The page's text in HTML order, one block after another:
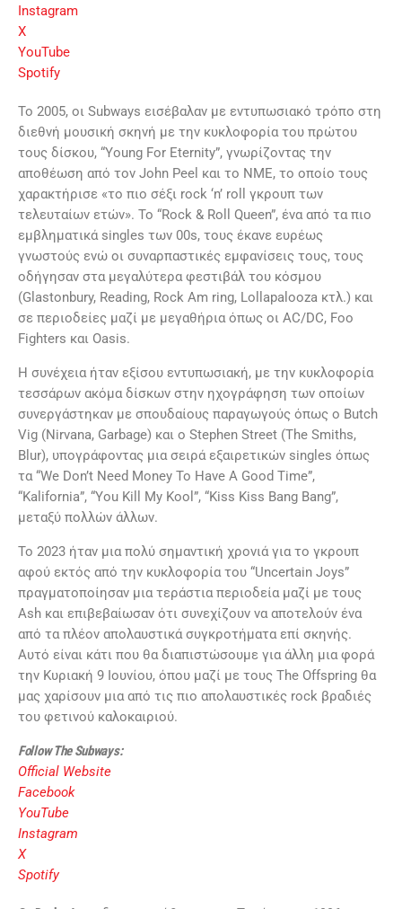
Instagram
X
YouTube
Spotify
Το 2005, οι Subways εισέβαλαν με εντυπωσιακό τρόπο στη
διεθνή μουσική σκηνή με την κυκλοφορία του πρώτου
τους δίσκου, “Young For Eternity”, γνωρίζοντας την
αποθέωση από τον John Peel και το ΝΜΕ, το οποίο τους
χαρακτήρισε «το πιο σέξι rock ‘n’ roll γκρουπ των
τελευταίων ετών». Το “Rock & Roll Queen”, ένα από τα πιο
εμβληματικά singles των 00s, τους έκανε ευρέως
γνωστούς ενώ οι συναρπαστικές εμφανίσεις τους, τους
οδήγησαν στα μεγαλύτερα φεστιβάλ του κόσμου
(Glastonbury, Reading, Rock Am ring, Lollapalooza κτλ.) και
σε περιοδείες μαζί με μεγαθήρια όπως οι AC/DC, Foo
Fighters και Oasis.
Η συνέχεια ήταν εξίσου εντυπωσιακή, με την κυκλοφορία
τεσσάρων ακόμα δίσκων στην ηχογράφηση των οποίων
συνεργάστηκαν με σπουδαίους παραγωγούς όπως ο Butch
Vig (Nirvana, Garbage) και ο Stephen Street (The Smiths,
Blur), υπογράφοντας μια σειρά εξαιρετικών singles όπως
τα “We Don’t Need Money To Have A Good Time”,
“Kalifornia”, “You Kill My Kool”, “Kiss Kiss Bang Bang”,
μεταξύ πολλών άλλων.
Το 2023 ήταν μια πολύ σημαντική χρονιά για το γκρουπ
αφού εκτός από την κυκλοφορία του “Uncertain Joys”
πραγματοποίησαν μια τεράστια περιοδεία μαζί με τους
Ash και επιβεβαίωσαν ότι συνεχίζουν να αποτελούν ένα
από τα πλέον απολαυστικά συγκροτήματα επί σκηνής.
Αυτό είναι κάτι που θα διαπιστώσουμε για άλλη μια φορά
την Κυριακή 9 Ιουνίου, όπου μαζί με τους The Offspring θα
μας χαρίσουν μια από τις πιο απολαυστικές rock βραδιές
του φετινού καλοκαιριού.
Follow The Subways:
Official Website
Facebook
YouTube
Instagram
X
Spotify